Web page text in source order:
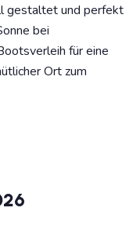
gestaltet und perfekt
bei
für eine
Ort zum